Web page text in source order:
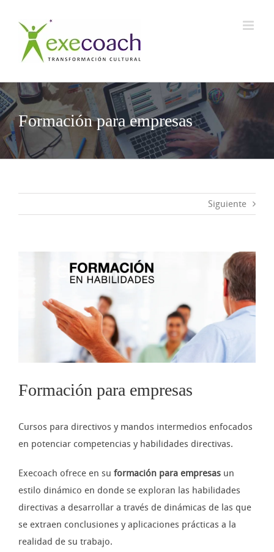
contenido
Formación para empresas
Siguiente
grande
Formación para empresas
Cursos para directivos y mandos intermedios enfocados
en potenciar competencias y habilidades directivas.
Execoach ofrece en su formación para empresas un
estilo dinámico en donde se exploran las habilidades
directivas a desarrollar a través de dinámicas de las que
se extraen conclusiones y aplicaciones prácticas a la
realidad de su trabajo.